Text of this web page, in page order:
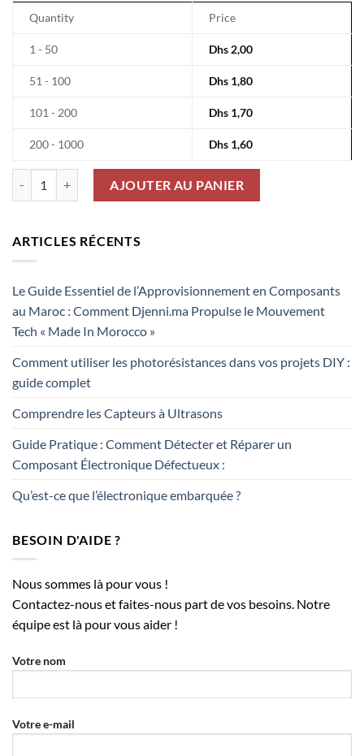
Quantity Price
1 - 50 Dhs 2,00
51 - 100 Dhs 1,80
101 - 200 Dhs 1,70
200 - 1000 Dhs 1,60
AJOUTER AU PANIER
ARTICLES RÉCENTS
Le Guide Essentiel de l’Approvisionnement en Composants
au Maroc : Comment Djenni.ma Propulse le Mouvement
Tech « Made In Morocco »
Comment utiliser les photorésistances dans vos projets DIY :
guide complet
Comprendre les Capteurs à Ultrasons
Guide Pratique : Comment Détecter et Réparer un
Composant Électronique Défectueux :
Qu’est-ce que l’électronique embarquée ?
BESOIN D'AIDE ?
Nous sommes là pour vous !
Contactez-nous et faites-nous part de vos besoins. Notre
équipe est là pour vous aider !
Votre nom
Votre e-mail